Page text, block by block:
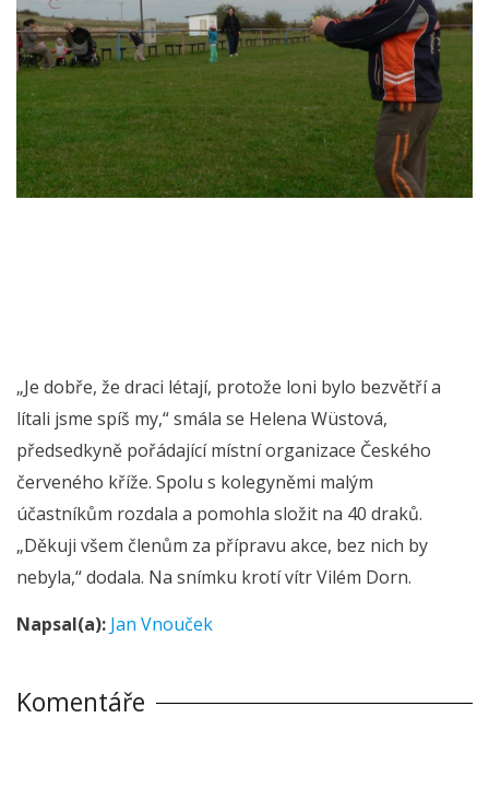
„Je dobře, že draci létají, protože loni bylo bezvětří a
lítali jsme spíš my,“ smála se Helena Wüstová,
předsedkyně pořádající místní organizace Českého
červeného kříže. Spolu s kolegyněmi malým
účastníkům rozdala a pomohla složit na 40 draků.
„Děkuji všem členům za přípravu akce, bez nich by
nebyla,“ dodala. Na snímku krotí vítr Vilém Dorn.
Napsal(a): Jan Vnouček
Komentáře